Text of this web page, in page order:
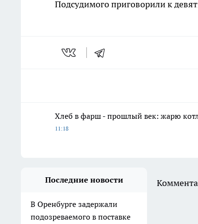
Подсудимого приговорили к
Хлеб в фарш - прошлый век: жарю
11:18
Последние новости
В Оренбурге задержали
подозреваемого в поставке